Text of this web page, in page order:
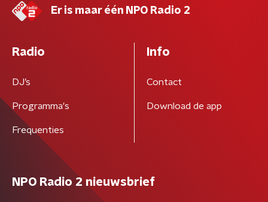
Er is maar één NPO Radio 2
Radio
DJ’s
Programma's
Frequenties
Info
Contact
Download de app
NPO Radio 2 nieuwsbrief